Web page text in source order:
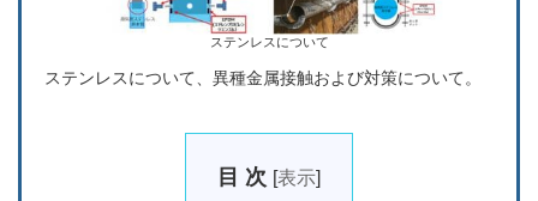
ステンレスについて
ステンレスについて、異種金属接触および対策について。
目 次 [表示]